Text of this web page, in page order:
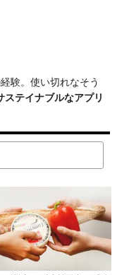
験。使い切れなそう
ステイナブルなアプリ